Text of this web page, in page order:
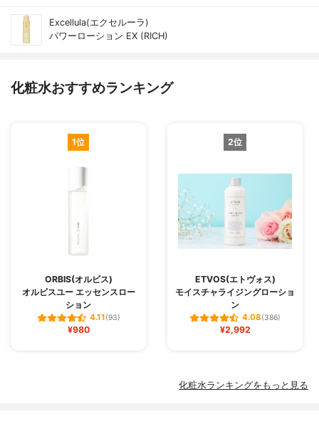
Excellula(エクセルーラ)
パワーローション EX (RICH)
化粧水おすすめランキング
1位
ORBIS(オルビス)
オルビスユー エッセンスロー
ション
4.11(93)
¥980
2位
ETVOS(エトヴォス)
モイスチャライジングローショ
ン
4.08(386)
¥2,992
化粧水ランキングをもっと見る